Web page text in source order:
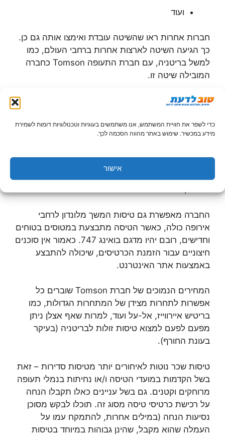
כדי לשפר את חוויית המשתמש, אנו משתמשים בעוגיות וטכנולוגיות דומות לשמירת
מידע במכשיר. שימוש באתר מהווה הסכמה לכך.
אישור
ועוד
חברות אחרות ראו שהשיטה עובדת ואימצו אותה גם כן.
כך הגיעה השיטה לארצות אחרות ברחבי העולם, כמו
למשל בריטניה, עם חברת התעופה Tomson כחברה
המובילה שיטה זו.
טיסות זולות לבריטניה – כיצד זה עובד
חברת התעופה הבריטית, Tomson, מפעילה עשרות
קווי תעופה בבריטניה ומחוצה לה, כולל ישראל. חברה זו
החלה פעילותה בישראל בשנים האחרונות ניתן
החברה מאפשרת גם טיסות המשך מלונדון לרחבי
אירופה כולה, כאשר הטיסה מתבצעת במטוסים בטוחים
וחדישים, רובם יהיו מדגם בואינג 747. כאמור אין סוכנים
חיצוניים עבור הזמנת הכרטיסים, שיכולה להתבצע
באמצעות אתר האינטרנט.
המחירים הנמוכים של חברת Tomson שוברים כל
אפשרות לתחרות מצידן של המתחרות הגדולות, כמו
בריטיש איירווייז, אל-על ועוד, למרות שאף אצלן ניתן
מפעם לפעם למצוא טיסות זולות לבריטניה (בעיקר
בעונת החורף).
טיסות שכר נוטות לאיחורים יותר מטיסות סדירות – זאת
בשל הקדמות במועדי הטיסה ו/או נחיתות בנמלי תעופה
מרוחקים וקטנים. גם בשל עניינים כאלו תקבלו הנחה
על רכישת כרטיסי טיסה מסוג זה. תוכלו לבקש מסוכן
נסיעות הנחה (במילים אחרות, להתמקח עמו על
העמלה שהוא מקבל, שהינן גבוהות במיוחד בטיסות